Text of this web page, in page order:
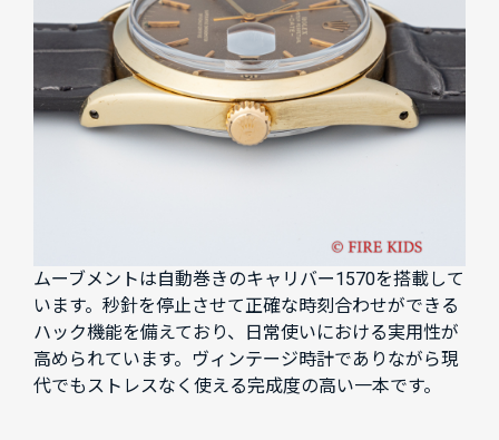
ムーブメントは自動巻きのキャリバー1570を搭載して
います。秒針を停止させて正確な時刻合わせができる
ハック機能を備えており、日常使いにおける実用性が
高められています。ヴィンテージ時計でありながら現
代でもストレスなく使える完成度の高い一本です。